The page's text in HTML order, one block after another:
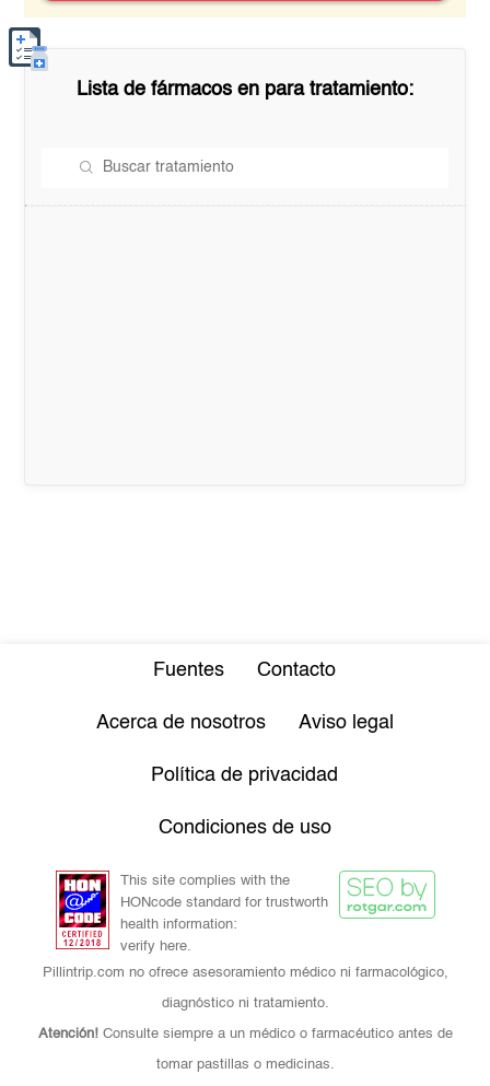
Lista de fármacos en para tratamiento:
Fuentes Contacto
Acerca de nosotros Aviso legal
Política de privacidad
Condiciones de uso
This site complies with the
HONcode standard for trustworth
health information:
verify here.
Pillintrip.com no ofrece asesoramiento médico ni farmacológico,
diagnóstico ni tratamiento.
Atención!Consulte siempre a un médico o farmacéutico antes de
tomar pastillas o medicinas.